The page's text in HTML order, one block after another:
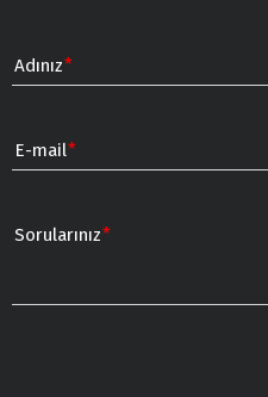
Adınız
E-mail
Sorularınız